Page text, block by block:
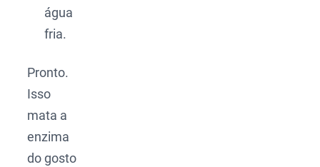
água
fria.
Pronto.
Isso
mata a
enzima
do gosto